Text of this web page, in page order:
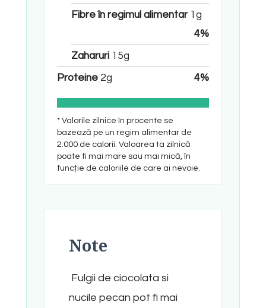
Fibre în regimul alimentar 1 g
4%
Zaharuri 15g
Proteine 2g 4%
* Valorile zilnice în procente se
bazează pe un regim alimentar de
2.000 de calorii. Valoarea ta zilnică
poate fi mai mare sau mai mică, în
funcție de caloriile de care ai nevoie.
Note
Fulgii de ciocolata si
nucile pecan pot fi mai